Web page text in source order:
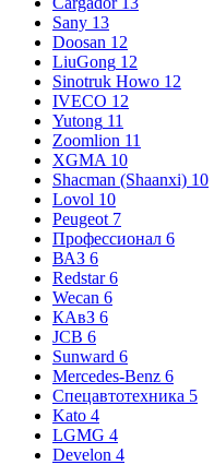
Sany 13
Doosan 12
LiuGong 12
Sinotruk Howo 12
IVECO 12
Yutong 11
Zoomlion 11
XGMA 10
Shacman (Shaanxi) 10
Lovol 10
Peugeot 7
Профессионал 6
ВАЗ 6
Redstar 6
Wecan 6
КАвЗ 6
JCB 6
Sunward 6
Mercedes-Benz 6
Спецавтотехника 5
Kato 4
LGMG 4
Develon 4